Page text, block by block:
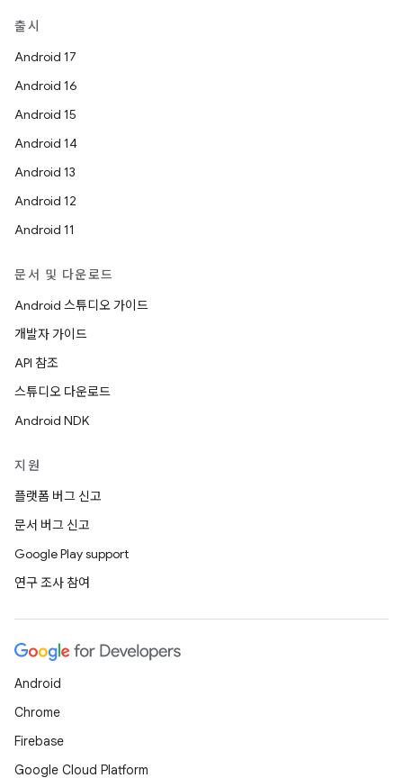
출시
Android 17
Android 16
Android 15
Android 14
Android 13
Android 12
Android 11
문서 및 다운로드
Android 스튜디오 가이드
개발자 가이드
API 참조
스튜디오 다운로드
Android NDK
지원
플랫폼 버그 신고
문서 버그 신고
Google Play support
연구 조사 참여
Android
Chrome
Firebase
Google Cloud Platform